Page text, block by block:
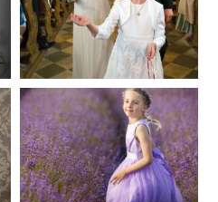
183
Kinder